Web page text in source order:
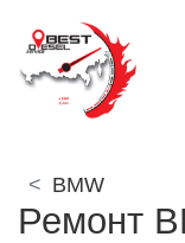
BMW
Ремонт